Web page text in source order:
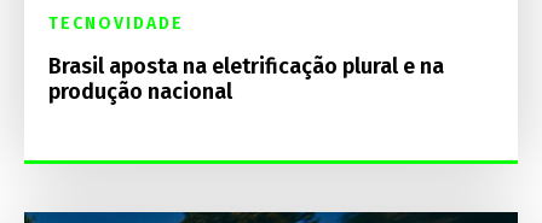
TECNOVIDADE
Brasil aposta na eletrificação plural e na
produção nacional